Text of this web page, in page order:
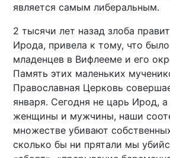
является самым либеральным.
2 тысячи лет назад злоба
Ирода, привела к тому, что
младенцев в Вифлееме и его
Память этих маленьких
Православная Церковь
января. Сегодня не царь Ирод,
женщины и мужчины, наши
множестве убивают
сколько бы ни прятали мы